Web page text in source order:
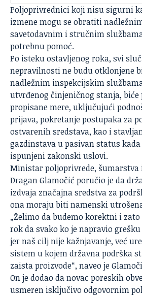
Poljoprivrednici koji nisu sigurni
izmene mogu se obratiti
savetodavnim i stručnim
potrebnu pomoć.
Po isteku ostavljenog roka, svi
nepravilnosti ne budu otklonjene
nadležnim inspekcijskim
utvrđenog činjeničnog stanja, biće
propisane mere, uključujući
prijava, pokretanje postupaka za
ostvarenih sredstava, kao i
gazdinstava u pasivan status
ispunjeni zakonski uslovi.
Ministar poljoprivrede, šumarstva
Dragan Glamočić poručio je da
izdvaja značajna sredstva za
ona moraju biti namenski
„Želimo da budemo korektni i
rok da svako ko je napravio
jer naš cilj nije kažnjavanje, već
sistem u kojem državna podrška
zaista proizvode“, naveo je
On je dodao da novac poreskih
usmeren isključivo odgovornim